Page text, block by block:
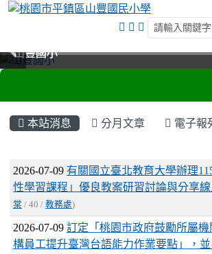
山豐國小
山豐國小
山豐國小
山豐國小
本站消息 分月文章 電子報
文章列表
2026-07-09 有關國立臺北教育大學辦理
性學習課程」優良教案研習討論與分享
棠 / 40 / 教務處)
2026-07-09 訂定「桃園市政府鼓勵所屬
構員工提升臺灣台語能力作業要點」，